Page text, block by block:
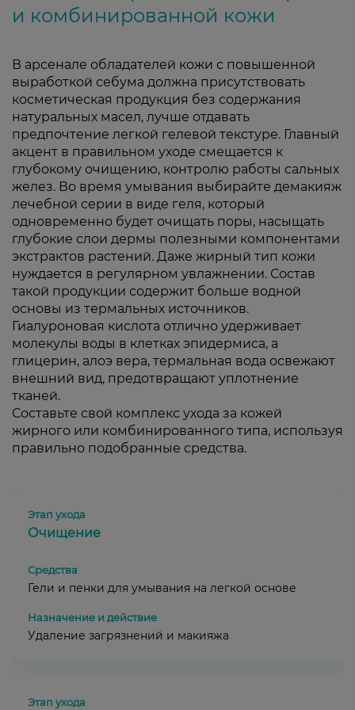
и комбинированной кожи
В арсенале обладателей кожи с повышенной
выработкой себума должна присутствовать
косметическая продукция без содержания
натуральных масел, лучше отдавать
предпочтение легкой гелевой текстуре. Главный
акцент в правильном уходе смещается к
глубокому очищению, контролю работы сальных
желез. Во время умывания выбирайте демакияж
лечебной серии в виде геля, который
одновременно будет очищать поры, насыщать
глубокие слои дермы полезными компонентами
экстрактов растений. Даже жирный тип кожи
нуждается в регулярном увлажнении. Состав
такой продукции содержит больше водной
основы из термальных источников.
Гиалуроновая кислота отлично удерживает
молекулы воды в клетках эпидермиса, а
глицерин, алоэ вера, термальная вода освежают
внешний вид, предотвращают уплотнение
тканей.
Составьте свой комплекс ухода за кожей
жирного или комбинированного типа, используя
правильно подобранные средства.
Очищение
Гели и пенки для умывания на легкой основе
Удаление загрязнений и макияжа